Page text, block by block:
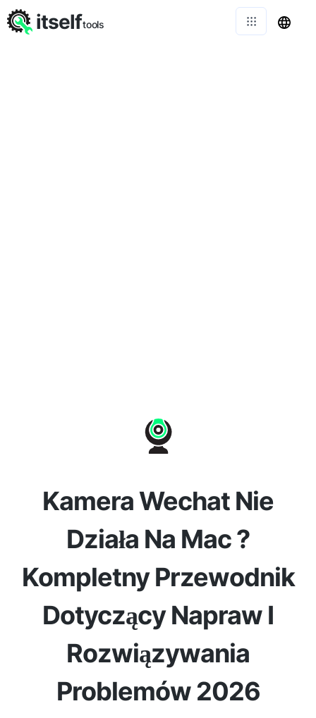
Kamera Wechat Nie
Działa Na Mac ?
Kompletny Przewodnik
Dotyczący Napraw I
Rozwiązywania
Problemów 2026
itselftools